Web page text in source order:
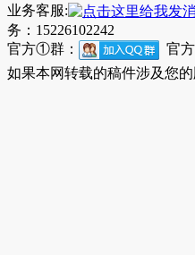
业务客服:
务：15226102242
官方①群：
官
如果本网转载的稿件涉及您